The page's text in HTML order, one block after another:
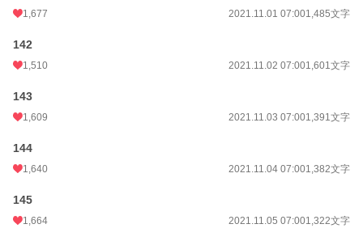
1,677 2021.11.01 07:001,485文字
142
1,510 2021.11.02 07:001,601文字
143
1,609 2021.11.03 07:001,391文字
144
1,640 2021.11.04 07:001,382文字
145
1,664 2021.11.05 07:001,322文字